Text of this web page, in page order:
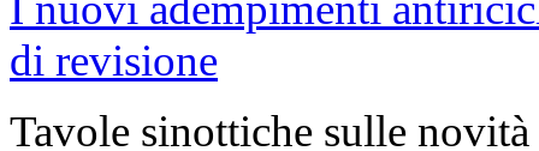
di revisione
Tavole sinottiche sulle